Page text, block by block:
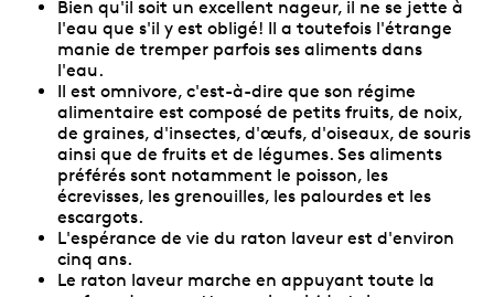
Bien qu'il soit un excellent nageur, il ne se jette à
l'eau que s'il y est obligé! Il a toutefois l'étrange
manie de tremper parfois ses aliments dans
l'eau.
Il est omnivore, c'est-à-dire que son régime
alimentaire est composé de petits fruits, de noix,
de graines, d'insectes, d'œufs, d'oiseaux, de souris
ainsi que de fruits et de légumes. Ses aliments
préférés sont notamment le poisson, les
écrevisses, les grenouilles, les palourdes et les
escargots.
L'espérance de vie du raton laveur est d'environ
cinq ans.
Le raton laveur marche en appuyant toute la